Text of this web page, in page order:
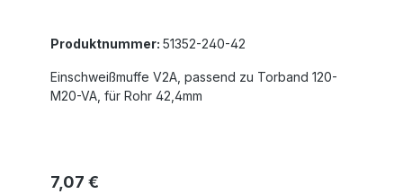
Produktnummer: 51352-240-42
Einschweißmuffe V2A, passend zu Torband 120-
M20-VA, für Rohr 42,4mm
Regulärer Preis:
7,07 €